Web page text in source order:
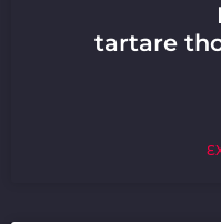
tartare